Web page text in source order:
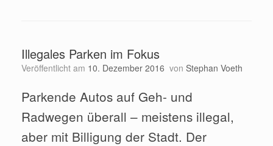
Illegales Parken im Fokus
Veröffentlicht am 10. Dezember 2016 von Stephan Voeth
Parkende Autos auf Geh- und
Radwegen überall – meistens illegal,
aber mit Billigung der Stadt. Der